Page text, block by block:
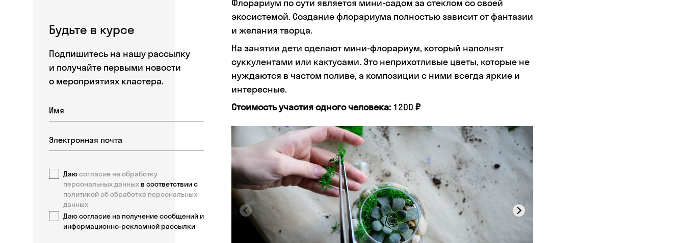
Будьте в курсе
Подпишитесь на нашу рассылку
и получайте первыми новости
о мероприятиях кластера.
Даюсогласие на обработку
персональных данных в соответствии с
политикой об обработке персональных
данных
Даю согласие на получение сообщений и
информационно-рекламной рассылки
Флорариум по сути является мини-садом за стеклом со своей
экосистемой. Создание флорариума полностью зависит от фантазии
и желания творца.
На занятии дети сделают мини-флорариум, который наполнят
суккулентами или кактусами. Это неприхотливые цветы, которые не
нуждаются в частом поливе, а композиции с ними всегда яркие и
интересные.
Стоимость участия одного человека:1200 ₽